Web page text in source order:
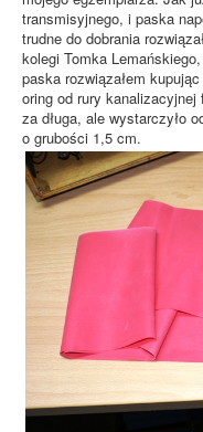
transmisyjnego, i paska
trudne do dobrania
kolegi Tomka
paska rozwiązałem
oring od rury kanalizacyjnej
za długa, ale wystarczyło
o grubości 1,5 cm.